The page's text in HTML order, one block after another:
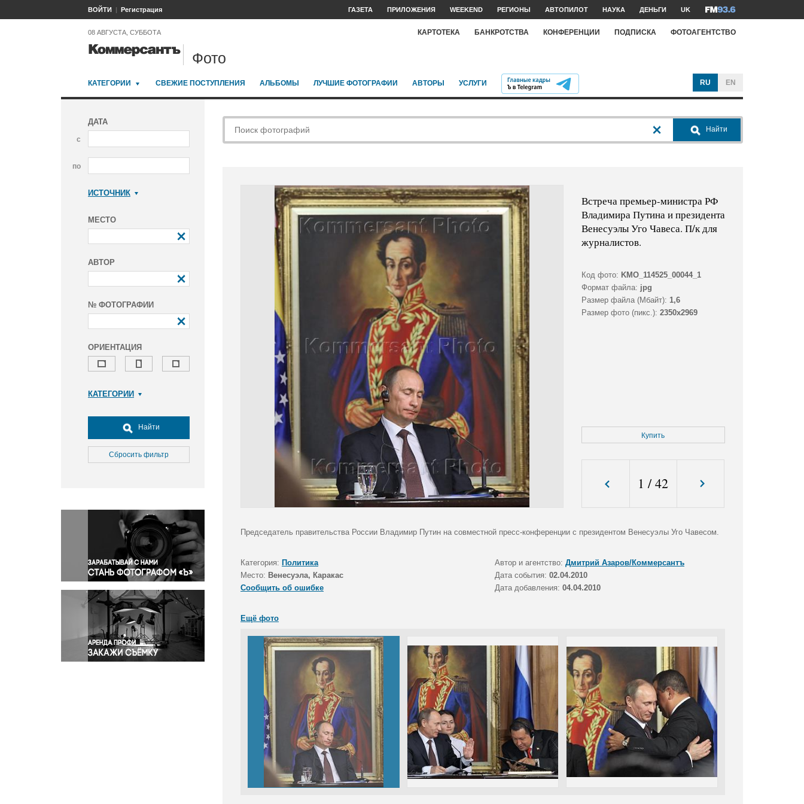
ВОЙТИ Регистрация ГАЗЕТА ПРИЛОЖЕНИЯ WEEKEND РЕГИОНЫ АВТОПИЛОТ НАУКА ДЕНЬГИ UK
08 АВГУСТА, СУББОТА КАРТОТЕКА БАНКРОТСТВА КОНФЕРЕНЦИИ ПОДПИСКА ФОТОАГЕНТСТВО
Фото
КАТЕГОРИИ СВЕЖИЕ ПОСТУПЛЕНИЯ АЛЬБОМЫ ЛУЧШИЕ ФОТОГРАФИИ АВТОРЫ УСЛУГИ RU EN
ДАТА
с
по
ИСТОЧНИК
МЕСТО
АВТОР
№ ФОТОГРАФИИ
ОРИЕНТАЦИЯ
КАТЕГОРИИ
Досуг, туризм и отдых
Культура
Медицина
Окружающая среда
Политика
Правосудие
Происшествия и конфликты
Религия
Светская жизнь
Спорт
Экология
Экономика и бизнес
Найти
Сбросить фильтр
Найти
Встреча премьер-министра РФ
Владимира Путина и президента
Венесуэлы Уго Чавеса. П/к для
журналистов.
Код фото: KMO_114525_00044_1
Формат файла: jpg
Размер файла (Мбайт): 1,6
Размер фото (пикс.): 2350x2969
Купить
1 /42
Председатель правительства России Владимир Путин на совместной пресс-конференции с президентом Венесуэлы Уго Чавесом.
Категория: Политика Автор и агентство: Дмитрий Азаров/Коммерсантъ
Место: Венесуэла, Каракас Дата события: 02.04.2010
Сообщить об ошибке
Дата добавления: 04.04.2010
Ещё фото